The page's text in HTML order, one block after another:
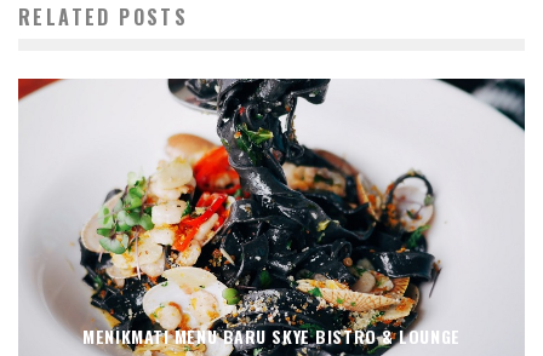
RELATED POSTS
MENIKMATI MENU BARU SKYE BISTRO & LOUNGE